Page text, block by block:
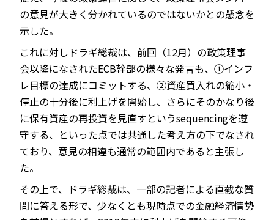
の意見が大きく分かれているのではないかとの懸念を
示した。
これに対しドラギ総裁は、前回（12月）の政策理事
会以降になされたECB幹部の様々な発言も、①インフ
レ目標の達成にコミットする、②資産買入れの縮小・
停止の十分後に利上げを開始し、さらにそのかなり後
に保有資産の再投資を見直すというsequencingを遵
守する、といった点では共通した考え方の下でなされ
ており、意見の相違も通常の範囲内であると主張し
た。
その上で、ドラギ総裁は、一部の記者による直截な質
問に答える形で、少なくとも現時点での金融経済情勢